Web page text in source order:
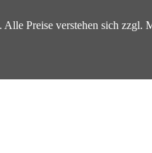
Preise verstehen sich zzgl.